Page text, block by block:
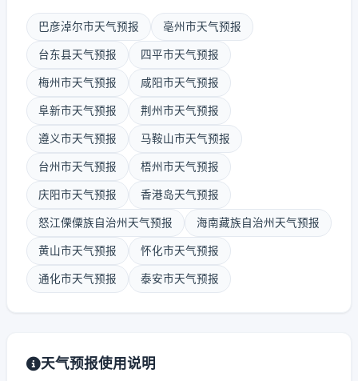
巴彦淖尔市天气预报 亳州市天气预报
台东县天气预报 四平市天气预报
梅州市天气预报 咸阳市天气预报
阜新市天气预报 荆州市天气预报
遵义市天气预报 马鞍山市天气预报
台州市天气预报 梧州市天气预报
庆阳市天气预报 香港岛天气预报
怒江傈僳族自治州天气预报 海南藏族自治州天气预报
黄山市天气预报 怀化市天气预报
通化市天气预报 泰安市天气预报
天气预报使用说明